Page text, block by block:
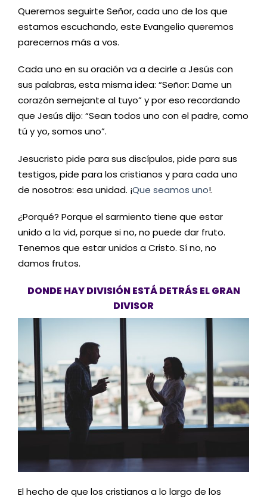
Queremos seguirte Señor, cada uno de los que
estamos escuchando, este Evangelio queremos
parecernos más a vos.
Cada uno en su oración va a decirle a Jesús con
sus palabras, esta misma idea: “Señor: Dame un
corazón semejante al tuyo” y por eso recordando
que Jesús dijo: “Sean todos uno con el padre, como
tú y yo, somos uno”.
Jesucristo pide para sus discípulos, pide para sus
testigos, pide para los cristianos y para cada uno
de nosotros: esa unidad. ¡Que seamos uno!.
¿Porqué? Porque el sarmiento tiene que estar
unido a la vid, porque si no, no puede dar fruto.
Tenemos que estar unidos a Cristo. Sí no, no
damos frutos.
DONDE HAY DIVISIÓN ESTÁ DETRÁS EL GRAN
DIVISOR
El hecho de que los cristianos a lo largo de los